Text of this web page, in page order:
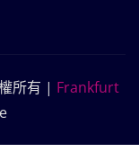
所有 | Frankfurt